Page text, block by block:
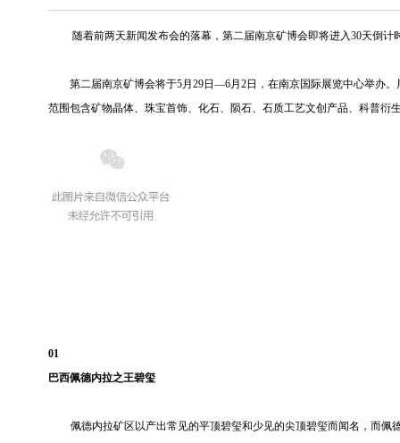
随着前两天新闻发布会的落幕，第二届南京矿博会即将进入30天倒
第二届南京矿博会将于5月29日—6月2日，在南京国际展览中心举办。
范围包含矿物晶体、珠宝首饰、化石、陨石、石质工艺文创产品、科普衍
01
巴西佩德内拉之王碧玺
佩德内拉矿区以产出常见的平顶碧玺和少见的尖顶碧玺而闻名，而